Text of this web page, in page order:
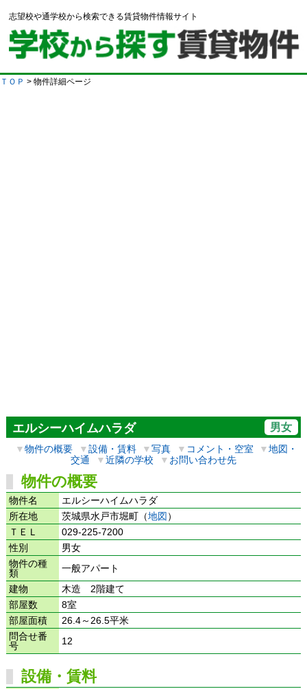
志望校や通学校から検索できる賃貸物件情報サイト
ＴＯＰ > 物件詳細ページ
エルシーハイムハラダ 男女
▼物件の概要 ▼設備・賃料 ▼写真 ▼ コメント・空室 ▼地図・
交通
▼近隣の学校 ▼ お問い合わせ先
物件の概要
物件名
エルシーハイムハラダ
所在地
茨城県水戸市堀町（地図 ）
ＴＥＬ
029-225-7200
性別
男女
物件の種
類
一般アパート
建物
木造 2階建て
部屋数
8室
部屋面積
26.4～26.5平米
問合せ番
号
12
設備・賃料